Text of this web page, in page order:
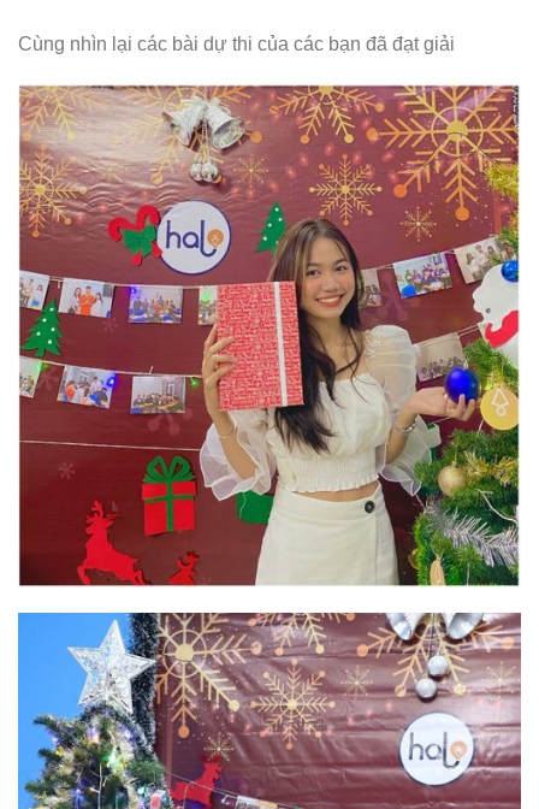
Cùng nhìn lại các bài dự thi của các bạn đã đạt giải